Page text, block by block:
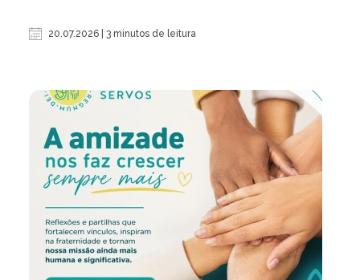
20.07.2026 | 3 minutos de leitura